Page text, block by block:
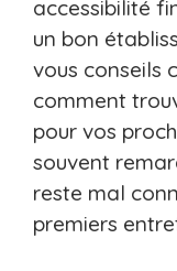
accessibilité
un bon
vous conseils
comment
pour vos
souvent
reste mal
premiers